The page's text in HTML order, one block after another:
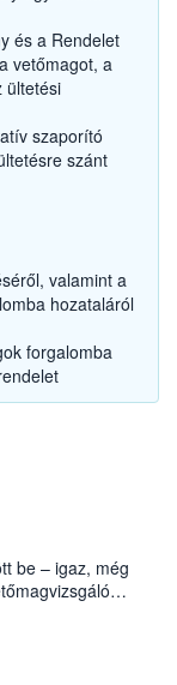
és a Rendelet
vetőmagot, a
ültetési
szaporító
szánt
valamint a
hozataláról
forgalomba
be – igaz, még
Győző által